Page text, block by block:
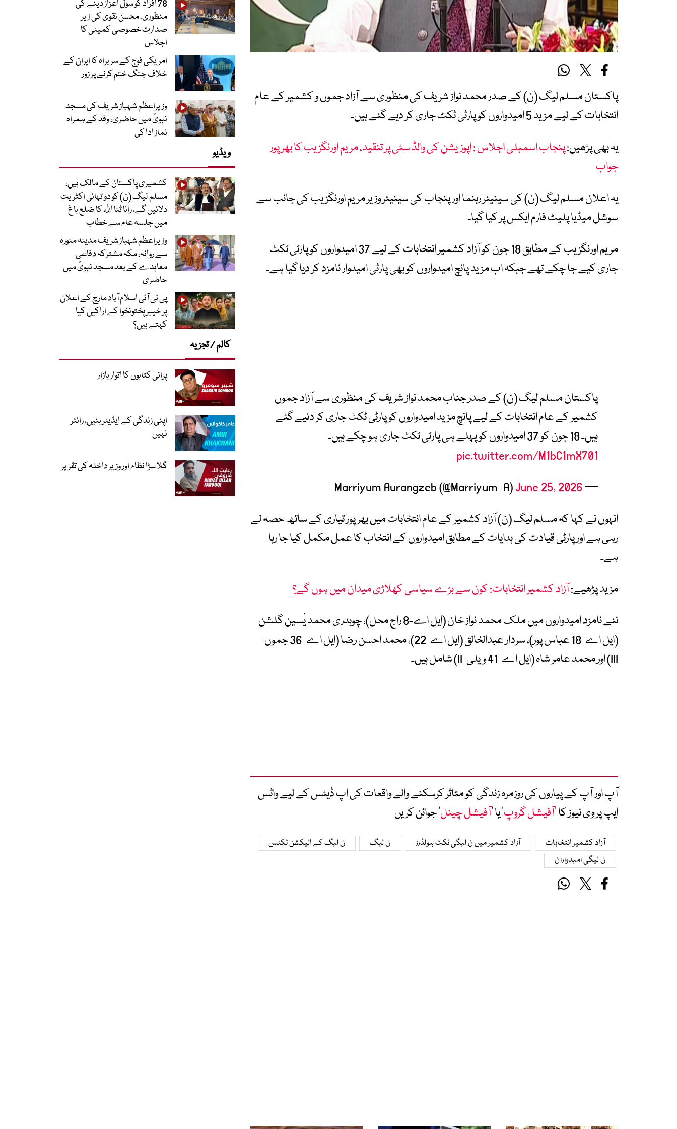
پاکستان مسلم لیگ (ن) کے صدر محمد نواز شریف کی منظوری سے آزاد جموں و کشمیر کے عام
انتخابات کے لیے مزید 5 امیدواروں کو پارٹی ٹکٹ جاری کر دیے گئے ہیں۔
یہ بھی پڑھیں:پنجاب اسمبلی اجلاس : اپوزیشن کی والڈ سٹی پر تنقید، مریم اورنگزیب کا بھرپور
جواب
یہ اعلان مسلم لیگ (ن) کی سینیئر رہنما اور پنجاب کی سینیئر وزیر مریم اورنگزیب کی جانب سے
سوشل میڈیا پلیٹ فارم ایکس پر کیا گیا۔
مریم اورنگزیب کے مطابق 18 جون کو آزاد کشمیر انتخابات کے لیے 37 امیدواروں کو پارٹی ٹکٹ
جاری کیے جا چکے تھے جبکہ اب مزید پانچ امیدواروں کو بھی پارٹی امیدوار نامزد کر دیا گیا ہے۔
پاکستان مسلم لیگ (ن) کے صدر جناب محمد نواز شریف کی منظوری سے آزاد جموں
کشمیر کے عام انتخابات کے لیے پانچ مزید امیدواروں کو پارٹی ٹکٹ جاری کر دئیے گئے
ہیں۔ 18 جون کو 37 امیدواروں کو پہلے ہی پارٹی ٹکٹ جاری ہو چکے ہیں۔
pic.twitter.com/M1bC1mX701
— Marriyum Aurangzeb (@Marriyum_A)
June 25, 2026
انہوں نے کہا کہ مسلم لیگ (ن) آزاد کشمیر کے عام انتخابات میں بھرپور تیاری کے ساتھ حصہ لے
رہی ہے اور پارٹی قیادت کی ہدایات کے مطابق امیدواروں کے انتخاب کا عمل مکمل کیا جا رہا
ہے۔
مزید پڑھیے:آزاد کشمیر انتخابات: کون سے بڑے سیاسی کھلاڑی میدان میں ہوں گے؟
نئے نامزد امیدواروں میں ملک محمد نواز خان (ایل اے-8 راج محل)، چوہدری محمد یٰسین گلشن
(ایل اے-18 عباس پور)، سردار عبدالخالق (ایل اے-22)، محمد احسن رضا (ایل اے-36 جموں-
III) اور محمد عامر شاہ (ایل اے-41 ویلی-II) شامل ہیں۔
آپ اور آپ کے پیاروں کی روزمرہ زندگی کو متاثر کرسکنے والے واقعات کی اپ ڈیٹس کے لیے واٹس
ایپ پر وی نیوز کا ’آفیشل گروپ‘ یا ’آفیشل چینل‘ جوائن کریں
آزاد کشمیر انتخابات آزاد کشمیر میں ن لیگی ٹکٹ ہولڈرز ن لیگ
ن لیگ کے الیکشن ٹکٹس
ن لیگی امیدواران
78 افراد کو سول اعزاز دینے کی
منظوری، محسن نقوی کی زیر
صدارت خصوصی کمیٹی کا
اجلاس
امریکی فوج کے سربراہ کا ایران کے
خلاف جنگ ختم کرنے پر زور
وزیراعظم شہباز شریف کی مسجد
نبویؐ میں حاضری، وفد کے ہمراہ
نماز ادا کی
ویڈیو
کشمیری پاکستان کے مالک ہیں،
مسلم لیگ (ن) کو دو تہائی اکثریت
دلائیں گے، رانا ثنا اللہ کا ضلع باغ
میں جلسہ عام سے خطاب
وزیراعظم شہباز شریف مدینہ منورہ
سے روانہ، مکہ مشترکہ دفاعی
معاہدے کے بعد مسجد نبویؐ میں
حاضری
پی ٹی آئی اسلام آباد مارچ کے اعلان
پر خیبر پختونخوا کے اراکین کیا
کہتے ہیں؟
کالم / تجزیہ
پرانی کتابوں کا اتوار بازار
اپنی زندگی کے ایڈیٹر بنیں، رائٹر
نہیں
گلا سڑا نظام اور وزیر داخلہ کی تقریر